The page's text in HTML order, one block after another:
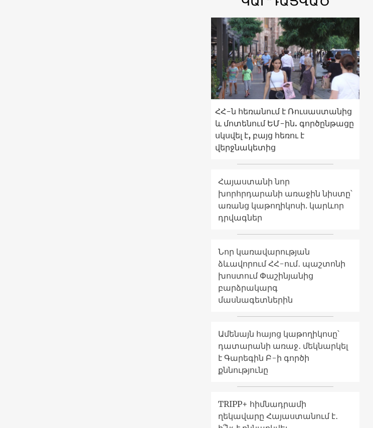
ՀՀ-ն հեռանում է Ռուսաստանից
և մոտենում ԵՄ-ին. գործընթացը
սկսվել է, բայց հեռու է
վերջնակետից
Հայաստանի նոր
խորհրդարանի առաջին նիստը՝
առանց կաթողիկոսի. կարևոր
դրվագներ
Նոր կառավարության
ձևավորում ՀՀ-ում․ պաշտոնի
խոստում Փաշինյանից
բարձրակարգ
մասնագետներին
Ամենայն հայոց կաթողիկոսը՝
դատարանի առաջ․ մեկնարկել
է Գարեգին Բ-ի գործի
քննությունը
TRIPP+ հիմնադրամի
ղեկավարը Հայաստանում է․